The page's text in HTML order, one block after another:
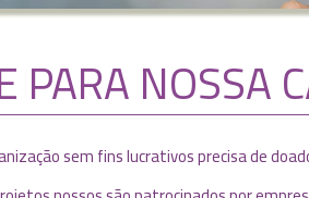
PARA NOSSA
sem fins lucrativos precisa de